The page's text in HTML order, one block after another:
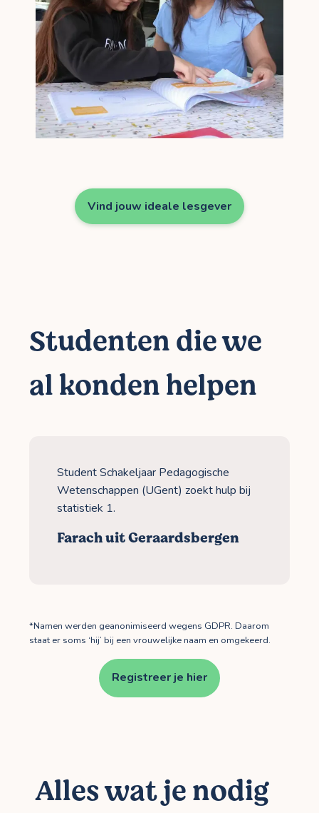
Vind jouw ideale lesgever
Studenten die we
al konden helpen
Student Schakeljaar Pedagogische
Wetenschappen (UGent) zoekt hulp bij
statistiek 1.
Farach uit Geraardsbergen
*Namen werden geanonimiseerd wegens GDPR. Daarom
staat er soms ‘hij’ bij een vrouwelijke naam en omgekeerd.
Registreer je hier
Alles wat je nodig